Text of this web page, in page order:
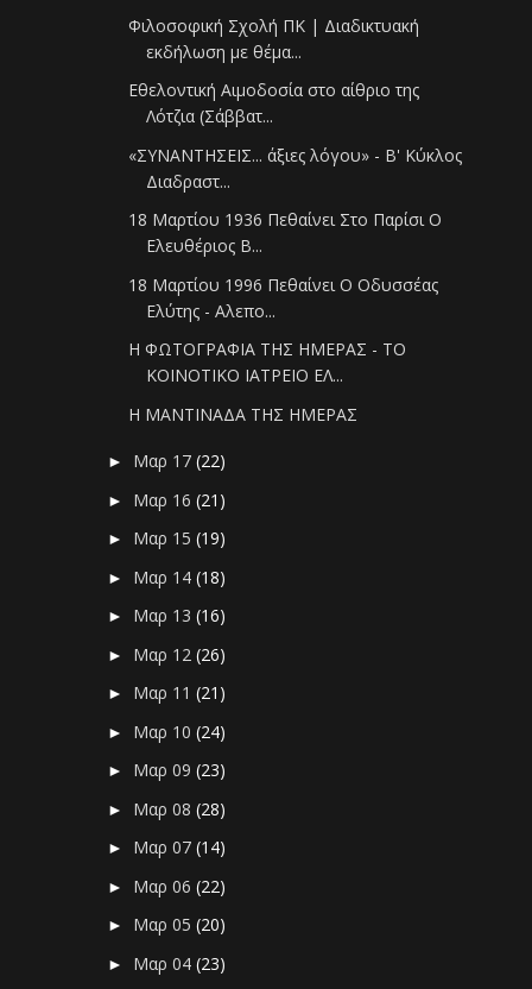
Φιλοσοφική Σχολή ΠΚ | Διαδικτυακή
εκδήλωση με θέμα...
Εθελοντική Αιμοδοσία στο αίθριο της
Λότζια (Σάββατ...
«ΣΥΝΑΝΤΗΣΕΙΣ... άξιες λόγου» - Β' Κύκλος
Διαδραστ...
18 Μαρτίου 1936 Πεθαίνει Στο Παρίσι Ο
Ελευθέριος Β...
18 Μαρτίου 1996 Πεθαίνει Ο Οδυσσέας
Ελύτης - Αλεπο...
Η ΦΩΤΟΓΡΑΦΙΑ ΤΗΣ ΗΜΕΡΑΣ - ΤΟ
ΚΟΙΝΟΤΙΚΟ ΙΑΤΡΕΙΟ ΕΛ...
Η ΜΑΝΤΙΝΑΔΑ ΤΗΣ ΗΜΕΡΑΣ
► Μαρ 17(22)
► Μαρ 16(21)
► Μαρ 15(19)
► Μαρ 14(18)
► Μαρ 13(16)
► Μαρ 12(26)
► Μαρ 11(21)
► Μαρ 10(24)
► Μαρ 09(23)
► Μαρ 08(28)
► Μαρ 07(14)
► Μαρ 06(22)
► Μαρ 05(20)
► Μαρ 04(23)